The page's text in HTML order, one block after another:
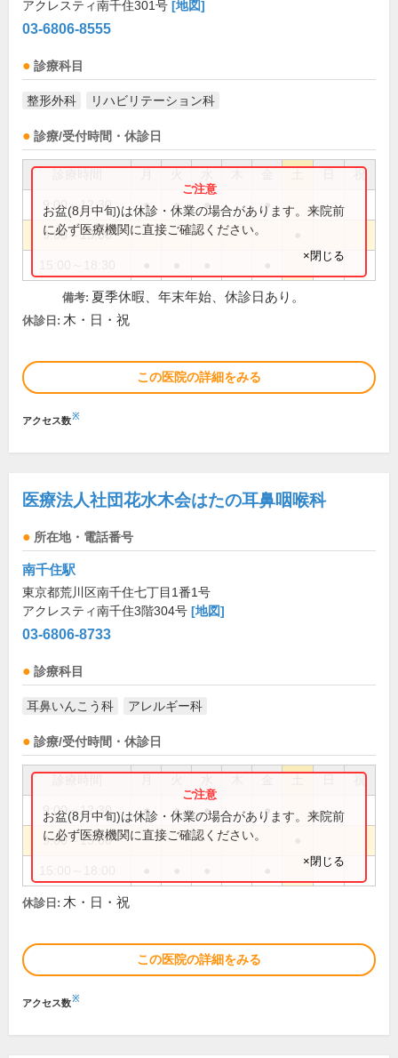
アクレスティ南千住301号 [地図]
03-6806-8555
診療科目
整形外科 リハビリテーション科
診療/受付時間・休診日
祝
9:00～12:30 ● ● ● ●
9:00～13:00
お盆(8月中旬)は休診・休業の場合があります。来院前
に必ず医療機関に直接ご確認ください。
×閉じる
備考: 夏季休暇、年末年始、休診日あり。
休診日: 木・日・祝
この医院の詳細をみる
アクセス数※
医療法人社団花水木会はたの耳鼻咽喉科
所在地・電話番号
南千住駅
東京都荒川区南千住七丁目1番1号
アクレスティ南千住3階304号 [地図]
03-6806-8733
診療科目
耳鼻いんこう科 アレルギー科
診療/受付時間・休診日
祝
9:00～12:30 ● ● ● ●
9:00～13:00
お盆(8月中旬)は休診・休業の場合があります。来院前
に必ず医療機関に直接ご確認ください。
×閉じる
休診日: 木・日・祝
この医院の詳細をみる
アクセス数※